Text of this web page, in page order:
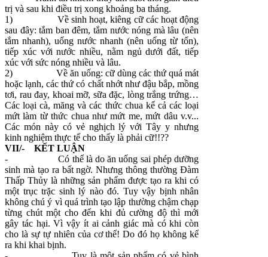
trị và sau khi điều trị xong khoảng ba tháng.
1)
Về sinh hoạt, kiêng cữ các hoạt động
sau đây: tắm ban đêm, tắm nước nóng mà lâu (nên
tắm nhanh), uống nước nhanh (nên uống từ tốn),
tiếp xúc với nước nhiều, nằm ngủ dưới đất, tiếp
xúc với sức nóng nhiều và lâu.
2)
Về ăn uống: cữ dùng các thứ quá mát
hoặc lạnh, các thứ có chất nhớt như đậu bắp, mồng
tơi, rau đay, khoai mỡ, sữa đặc, lòng trắng trứng…
Các loại cà, măng và các thức chua kể cả các loại
mứt làm từ thức chua như mứt me, mứt dâu v.v...
Các món này có vẻ nghịch lý với Tây y nhưng
kinh nghiệm thực tế cho thấy là phải cữ!!??
VII/- KẾT LUẬN
-
Có thể là do ăn uống sai phép dưỡng
sinh mà tạo ra bất ngờ. Nhưng thông thường Đàm
Thấp Thủy là những sản phẩm được tạo ra khi có
một trục trặc sinh lý nào đó. Tuy vậy bịnh nhân
không chú ý vì quá trình tạo lập thường chậm chạp
từng chút một cho đến khi đủ cường độ thì mới
gây tác hại. Vì vậy ít ai cảnh giác mà có khi còn
cho là sự tự nhiên của cơ thể! Do đó họ không kể
ra khi khai bịnh.